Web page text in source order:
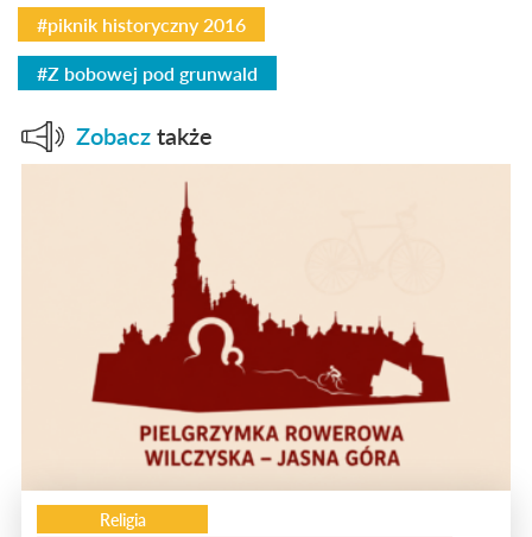
#piknik historyczny 2016
#Z bobowej pod grunwald
Zobacz także
Religia